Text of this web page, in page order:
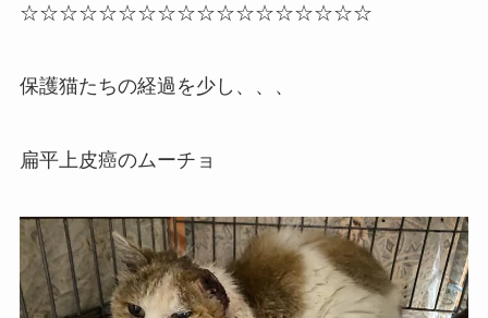
☆☆☆☆☆☆☆☆☆☆☆☆☆☆☆☆☆☆
保護猫たちの経過を少し、、、
扁平上皮癌のムーチョ